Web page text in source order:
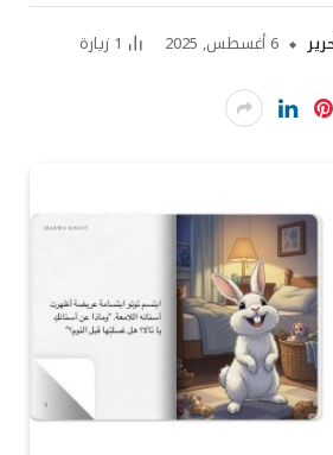
6 أغسطس, 2025 1 زيارة